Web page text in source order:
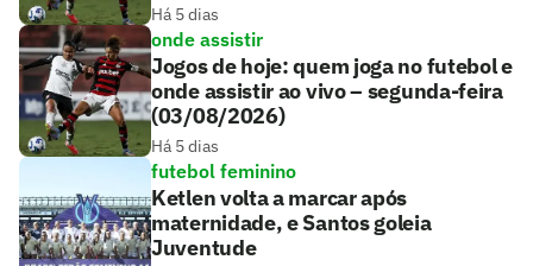
Há 5 dias
onde assistir
Jogos de hoje: quem joga no futebol e
onde assistir ao vivo – segunda-feira
(03/08/2026)
Há 5 dias
futebol feminino
Ketlen volta a marcar após
maternidade, e Santos goleia
Juventude